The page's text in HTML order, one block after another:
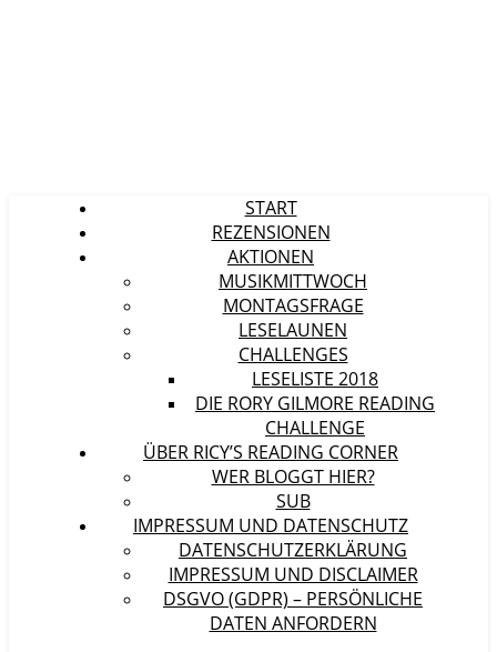
START
REZENSIONEN
AKTIONEN
MUSIKMITTWOCH
MONTAGSFRAGE
LESELAUNEN
CHALLENGES
LESELISTE 2018
DIE RORY GILMORE READING
CHALLENGE
ÜBER RICY’S READING CORNER
WER BLOGGT HIER?
SUB
IMPRESSUM UND DATENSCHUTZ
DATENSCHUTZERKLÄRUNG
IMPRESSUM UND DISCLAIMER
DSGVO (GDPR) – PERSÖNLICHE
DATEN ANFORDERN